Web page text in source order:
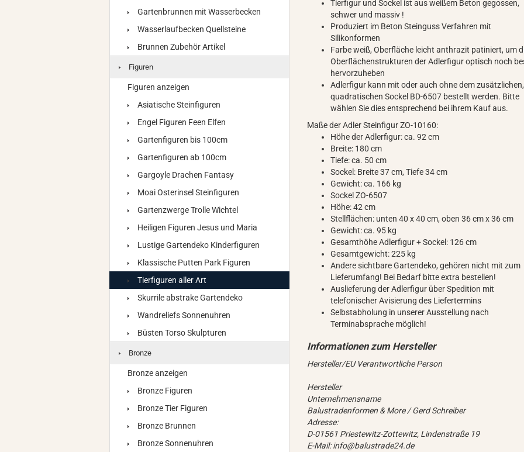
Tierfigur und Sockel ist aus weißem Beton gegossen,
schwer und massiv !
Produziert im Beton Steinguss Verfahren mit
Silikonformen
Farbe weiß, Oberfläche leicht anthrazit patiniert, um
Oberflächenstrukturen der Adlerfigur optisch noch
hervorzuheben
Adlerfigur kann mit oder auch ohne dem zusätzlichen,
quadratischen Sockel BD-6507 bestellt werden. Bitte
wählen Sie dies entsprechend bei ihrem Kauf aus.
Maße der Adler Steinfigur ZO-10160:
Höhe der Adlerfigur: ca. 92 cm
Breite: 180 cm
Tiefe: ca. 50 cm
Sockel: Breite 37 cm, Tiefe 34 cm
Gewicht: ca. 166 kg
Sockel ZO-6507
Höhe: 42 cm
Stellflächen: unten 40 x 40 cm, oben 36 cm x 36 cm
Gewicht: ca. 95 kg
Gesamthöhe Adlerfigur + Sockel: 126 cm
Gesamtgewicht: 225 kg
Andere sichtbare Gartendeko, gehören nicht mit zum
Lieferumfang! Bei Bedarf bitte extra bestellen!
Auslieferung der Adlerfigur über Spedition mit
telefonischer Avisierung des Liefertermins
Selbstabholung in unserer Ausstellung nach
Terminabsprache möglich!
Hersteller/EU Verantwortliche Person
Hersteller
Unternehmensname
Balustradenformen & More / Gerd Schreiber
Adresse:
D-01561 Priestewitz-Zottewitz, Lindenstraße 19
E-Mail: info@balustrade24.de
Gartenbrunnen mit Wasserbecken
Wasserlaufbecken Quellsteine
Brunnen Zubehör Artikel
Figuren
Figuren anzeigen
Asiatische Steinfiguren
Engel Figuren Feen Elfen
Gartenfiguren bis 100cm
Gartenfiguren ab 100cm
Gargoyle Drachen Fantasy
Moai Osterinsel Steinfiguren
Gartenzwerge Trolle Wichtel
Heiligen Figuren Jesus und Maria
Lustige Gartendeko Kinderfiguren
Klassische Putten Park Figuren
Tierfiguren aller Art
Skurrile abstrake Gartendeko
Wandreliefs Sonnenuhren
Büsten Torso Skulpturen
Bronze
Bronze anzeigen
Bronze Figuren
Bronze Tier Figuren
Bronze Brunnen
Bronze Sonnenuhren